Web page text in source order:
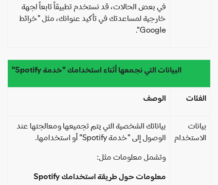
في بعض الحالات، قد نستخدم تطبيقاً تابعاً لجهة
خارجية لمساعدتك في تأكيد عنوانك، مثل "خرائط
Google".
البيانات التي نجمعها أثناء استخدامك "خدمة Spotify"
الوصف
بياناتك الشخصية التي يتم تجميعها ومعالجتها عند
الوصول إلى "خدمة Spotify" أو استخدامها.
وتشمل معلومات مثل:
معلومات حول طريقة استخدامك Spotify